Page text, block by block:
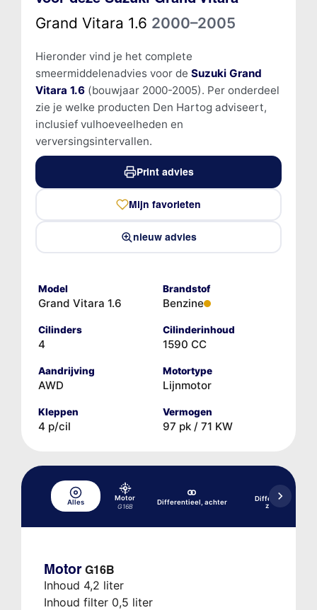
Grand Vitara 1.6 2000–2005
Hieronder vind je het complete
smeermiddelenadvies voor de Suzuki Grand
Vitara 1.6(bouwjaar 2000-2005). Per onderdeel
zie je welke producten Den Hartog adviseert,
inclusief vulhoeveelheden en
verversingsintervallen.
Print advies
Mijn favorieten
nieuw advies
Model
Grand Vitara 1.6
Brandstof
Benzine
Cilinders
4
Cilinderinhoud
1590 CC
Aandrijving
AWD
Motortype
Lijnmotor
Kleppen
4 p/cil
Vermogen
97 pk / 71 KW
Alles
Motor
G16B
Differentieel, achter
Differentieel,
zelfblokkerend
Motor G16B
Inhoud 4,2 liter
Inhoud filter 0,5 liter